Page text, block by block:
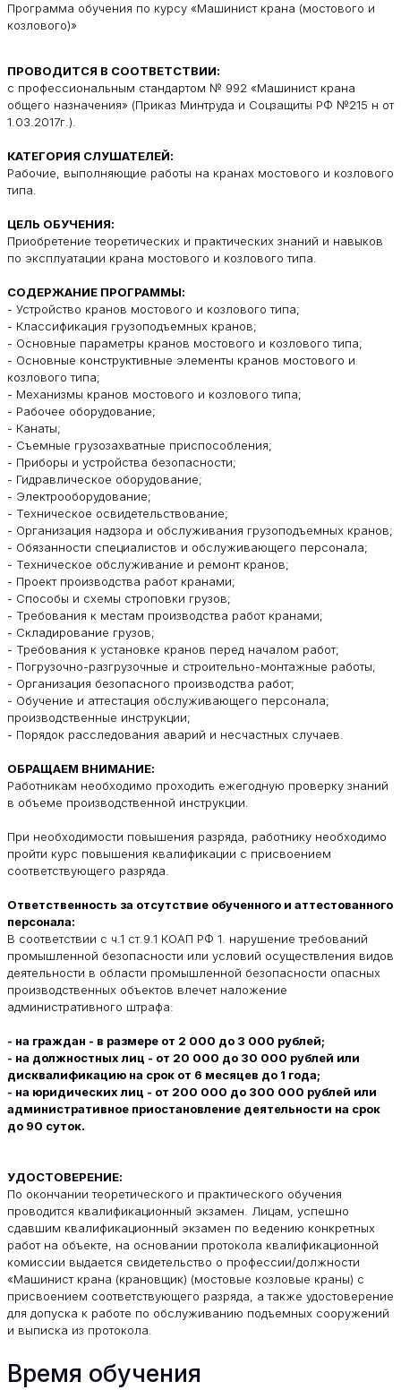
Программа обучения по курсу «Машинист крана (мостового и
козлового)»
ПРОВОДИТСЯ В СООТВЕТСТВИИ:
с профессиональным стандартом № 992 «Машинист крана
общего назначения» (Приказ Минтруда и Соцзащиты РФ №215 н от
1.03.2017г.).
КАТЕГОРИЯ СЛУШАТЕЛЕЙ:
Рабочие, выполняющие работы на кранах мостового и козлового
типа.
ЦЕЛЬ ОБУЧЕНИЯ:
Приобретение теоретических и практических знаний и навыков
по эксплуатации крана мостового и козлового типа.
СОДЕРЖАНИЕ ПРОГРАММЫ:
- Устройство кранов мостового и козлового типа;
- Классификация грузоподъемных кранов;
- Основные параметры кранов мостового и козлового типа;
- Основные конструктивные элементы кранов мостового и
козлового типа;
- Механизмы кранов мостового и козлового типа;
- Рабочее оборудование;
- Канаты;
- Съемные грузозахватные приспособления;
- Приборы и устройства безопасности;
- Гидравлическое оборудование;
- Электрооборудование;
- Техническое освидетельствование;
- Организация надзора и обслуживания грузоподъемных кранов;
- Обязанности специалистов и обслуживающего персонала;
- Техническое обслуживание и ремонт кранов;
- Проект производства работ кранами;
- Способы и схемы строповки грузов;
- Требования к местам производства работ кранами;
- Складирование грузов;
- Требования к установке кранов перед началом работ;
- Погрузочно-разгрузочные и строительно-монтажные работы;
- Организация безопасного производства работ;
- Обучение и аттестация обслуживающего персонала;
производственные инструкции;
- Порядок расследования аварий и несчастных случаев.
ОБРАЩАЕМ ВНИМАНИЕ:
Работникам необходимо проходить ежегодную проверку знаний
в объеме производственной инструкции.
При необходимости повышения разряда, работнику необходимо
пройти курс повышения квалификации с присвоением
соответствующего разряда.
Ответственность за отсутствие обученного и аттестованного
персонала:
В соответствии с ч.1 ст.9.1 КОАП РФ 1. нарушение требований
промышленной безопасности или условий осуществления видов
деятельности в области промышленной безопасности опасных
производственных объектов влечет наложение
административного штрафа:
- на граждан - в размере от 2 000 до 3 000 рублей;
- на должностных лиц - от 20 000 до 30 000 рублей или
дисквалификацию на срок от 6 месяцев до 1 года;
- на юридических лиц - от 200 000 до 300 000 рублей или
административное приостановление деятельности на срок
до 90 суток.
УДОСТОВЕРЕНИЕ:
По окончании теоретического и практического обучения
проводится квалификационный экзамен. Лицам, успешно
сдавшим квалификационный экзамен по ведению конкретных
работ на объекте, на основании протокола квалификационной
комиссии выдается свидетельство о профессии/должности
«Машинист крана (крановщик) (мостовые козловые краны) с
присвоением соответствующего разряда, а также удостоверение
для допуска к работе по обслуживанию подъемных сооружений
и выписка из протокола.
Время обучения